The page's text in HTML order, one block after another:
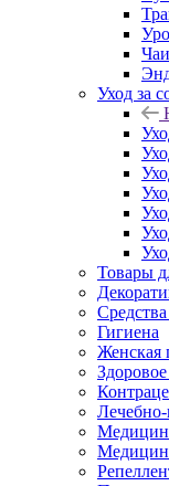
Уход за
Товары
Гигиена
Женская
Лечебно-